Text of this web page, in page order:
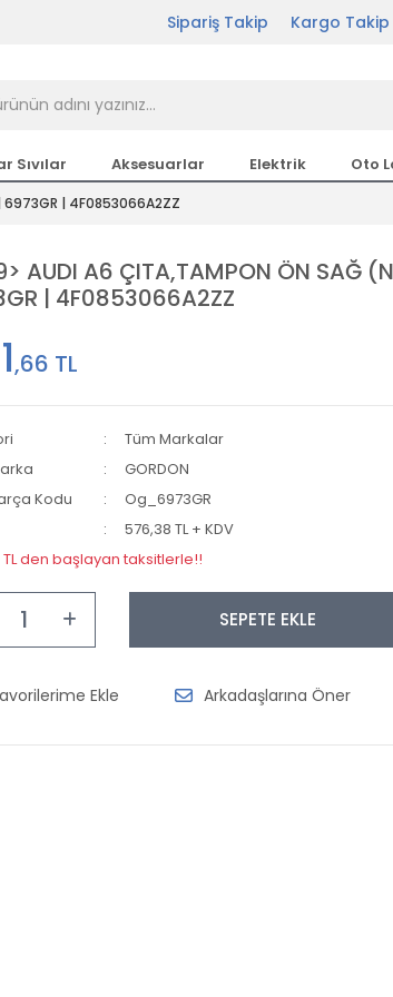
Sipariş Takip Kargo Takip
Sıvılar Aksesuarlar Elektrik Oto
6973GR | 4F0853066A2ZZ
AUDI A6 ÇITA,TAMPON ÖN SAĞ
| 4F0853066A2ZZ
,66 TL
Tüm Markalar
GORDON
Kodu
Og_6973GR
576,38 TL + KDV
TL den başlayan taksitlerle!!
SEPETE EKLE
Arkadaşlarına Öner